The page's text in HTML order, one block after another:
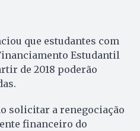
que estudantes com
Estudantil
de 2018 poderão
solicitar a renegociação
financeiro do